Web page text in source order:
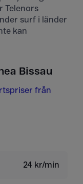
Telenors
surf i länder
kan
Bissau
från
24 kr/min